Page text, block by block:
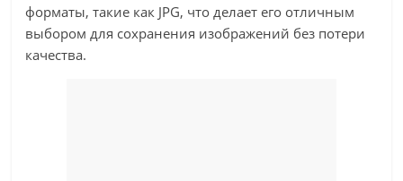
форматы, такие как JPG, что делает его отличным
выбором для сохранения изображений без потери
качества.